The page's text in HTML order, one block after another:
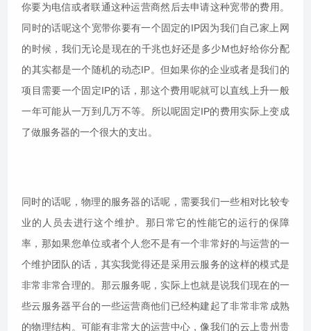
你要为电信或者联通这种运营商然后去申请这种宽带的费用。
同时的话呢这个宽带你要有一个固定的IP因为我们自己家上网
的时候，我们无论是现在的千兆也好还是多少M也好给你分配
的其实都是一个随机的动态IP。但如果你的企业或者是我们的
项目需要一个固定IP的话，那这个费用呢就可以直线上升一般
一年可能从一万到几万不等。所以呢固定IP的费用实际上变成
了做服务器的一个很大的支出。
同时的话呢，物理的服务器的话呢，需要我们一些相对比较专
业的人员去进行这个维护。那日常它的性能它的运行的保障
率，那如果您单位或者个人您不是有一个非常好的与运营的一
个维护团队的话，其实我觉得还是采用云服务的这样的模式是
非常非常合理的。那云服务呢，实际上也就是说我们现在的一
些云服务器平台的一些运营商他们已经构建起了非常非常成熟
的物理结构。可能有非常大的运营中心，像我们的云上贵州贵